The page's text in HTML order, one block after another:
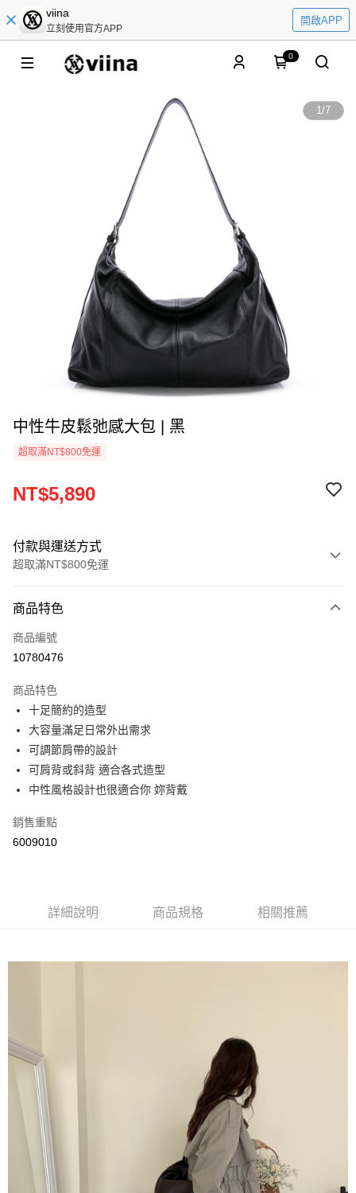
viina
立刻使用官方APP
開啟APP
0
1/7
中性牛皮鬆弛感大包 | 黑
超取滿NT$800免運
NT$5,890
付款與運送方式
超取滿NT$800免運
信用卡一次付款
超商取貨付款
Apple Pay
街口支付
悠遊付
Google Pay
AFTEE先享後付
相關說明
１．簡單：不需註冊會員、不需綁卡、不需儲值。
２．便利：只要手機號碼，簡訊認證，即可結帳。
【「AFTEE先享後付」結帳流程】
※ 請注意：結帳手續完成當下不需立刻繳費，但若您需要取消訂單，請聯絡
購買商品的店家。未經商家同意取消之訂單仍視為有效，需透過AFTEE先享
後付繳納相關費用。
※ 交易是否成功請以「AFTEE先享後付 」之結帳頁面顯示為準，若有關於
是否繳費成功／繳費後需取消欲退款等相關疑問，請聯繫「AFTEE先享後付
客戶支援中心」
https://netprotections.freshdesk.com/support/home
【注意事項】
１．透過由恩沛科技股份有限公司提供之「AFTEE先享後付」服務完成之交
易，需依本服務之必要範圍內提供個人資料，並將交易相關給付款項請求債
權轉讓予恩沛科技股份有限公司。
運送方式
每筆NT$60，滿NT$800(含以上)免運費
7-11取貨付款
每筆NT$60，滿NT$800(含以上)免運費
付款後7-11取貨
每筆NT$60，滿NT$800(含以上)免運費
宅配
每筆NT$60，滿NT$800(含以上)免運費
商品特色
商品編號
10780476
商品特色
十足簡約的造型
大容量滿足日常外出需求
可調節肩帶的設計
可肩背或斜背 適合各式造型
中性風格設計也很適合你 妳背戴
銷售重點
6009010
詳細說明 商品規格 相關推薦